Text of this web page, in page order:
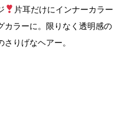
片耳だけにインナーカラー
カラーに。限りなく透明感の
りげなヘアー。